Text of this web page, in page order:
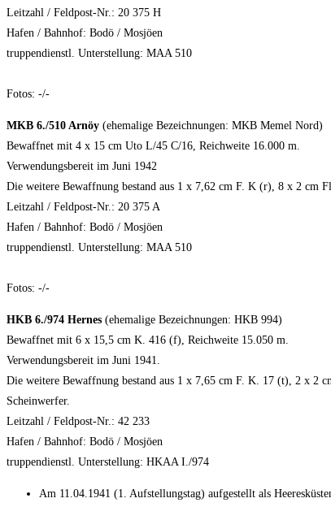
Leitzahl / Feldpost-Nr.: 20 375 H
Hafen / Bahnhof: Bodö / Mosjöen
truppendienstl. Unterstellung: MAA 510
Fotos: -/-
MKB 6./510 Arnöy (ehemalige Bezeichnungen: MKB Memel Nord)
Bewaffnet mit 4 x 15 cm Uto L/45 C/16, Reichweite 16.000 m.
Verwendungsbereit im Juni 1942
Die weitere Bewaffnung bestand aus 1 x 7,62 cm F. K (r), 8 x 2
Leitzahl / Feldpost-Nr.: 20 375 A
Hafen / Bahnhof: Bodö / Mosjöen
truppendienstl. Unterstellung: MAA 510
Fotos: -/-
HKB 6./974 Hernes (ehemalige Bezeichnungen: HKB 994)
Bewaffnet mit 6 x 15,5 cm K. 416 (f), Reichweite 15.050 m.
Verwendungsbereit im Juni 1941.
Die weitere Bewaffnung bestand aus 1 x 7,65 cm F. K. 17 (t), 2 x
Scheinwerfer.
Leitzahl / Feldpost-Nr.: 42 233
Hafen / Bahnhof: Bodö / Mosjöen
truppendienstl. Unterstellung: HKAA I./974
Am 11.04.1941 (1. Aufstellungstag) aufgestellt als